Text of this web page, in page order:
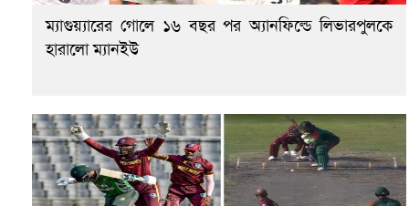
ম্যাগুয়্যারের গোলে ১৬ বছর পর অ্যানফিল্ডে লিভারপুলকে
হারালো ম্যানইউ